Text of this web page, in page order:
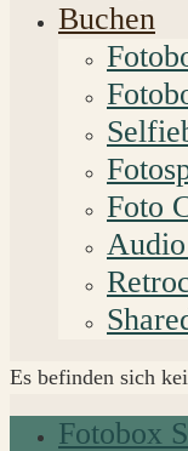
Buchen
Foto
Es befinden sich
Fotobox